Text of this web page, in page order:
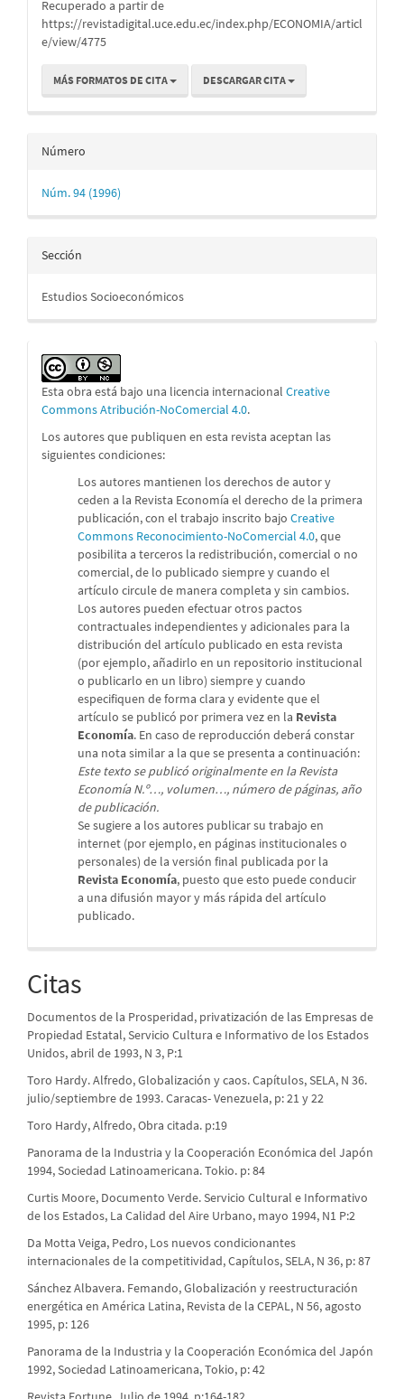
Recuperado a partir de
https://revistadigital.uce.edu.ec/index.php/ECONOMIA/articl
e/view/4775
MÁS FORMATOS DE CITA DESCARGAR CITA
Número
Núm. 94 (1996)
Sección
Estudios Socioeconómicos
Esta obra está bajo una licencia internacional Creative
Commons Atribución-NoComercial 4.0.
Los autores que publiquen en esta revista aceptan las
siguientes condiciones:
Los autores mantienen los derechos de autor y
ceden a la Revista Economía el derecho de la primera
publicación, con el trabajo inscrito bajo Creative
Commons Reconocimiento-NoComercial 4.0, que
posibilita a terceros la redistribución, comercial o no
comercial, de lo publicado siempre y cuando el
artículo circule de manera completa y sin cambios.
Los autores pueden efectuar otros pactos
contractuales independientes y adicionales para la
distribución del artículo publicado en esta revista
(por ejemplo, añadirlo en un repositorio institucional
o publicarlo en un libro) siempre y cuando
especifiquen de forma clara y evidente que el
artículo se publicó por primera vez en la Revista
Economía. En caso de reproducción deberá constar
una nota similar a la que se presenta a continuación:
Este texto se publicó originalmente en la Revista
Economía N.º…, volumen…, número de páginas, año
de publicación.
Se sugiere a los autores publicar su trabajo en
internet (por ejemplo, en páginas institucionales o
personales) de la versión final publicada por la
Revista Economía, puesto que esto puede conducir
a una difusión mayor y más rápida del artículo
publicado.
Citas
Documentos de la Prosperidad, privatización de las Empresas de
Propiedad Estatal, Servicio Cultura e Informativo de los Estados
Unidos, abril de 1993, N 3, P:1
Toro Hardy. Alfredo, Globalización y caos. Capítulos, SELA, N 36.
julio/septiembre de 1993. Caracas- Venezuela, p: 21 y 22
Toro Hardy, Alfredo, Obra citada. p:19
Panorama de la Industria y la Cooperación Económica del Japón
1994, Sociedad Latinoamericana. Tokio. p: 84
Curtis Moore, Documento Verde. Servicio Cultural e Informativo
de los Estados, La Calidad del Aire Urbano, mayo 1994, N1 P:2
Da Motta Veiga, Pedro, Los nuevos condicionantes
internacionales de la competitividad, Capítulos, SELA, N 36, p: 87
Sánchez Albavera. Femando, Globalización y reestructuración
energética en América Latina, Revista de la CEPAL, N 56, agosto
1995, p: 126
Panorama de la Industria y la Cooperación Económica del Japón
1992, Sociedad Latinoamericana, Tokio, p: 42